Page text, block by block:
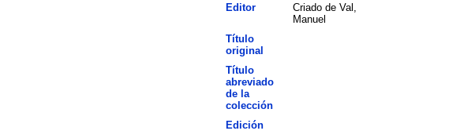
Editor
Criado de Val,
Manuel
Título
original
Título
abreviado
de la
colección
Edición